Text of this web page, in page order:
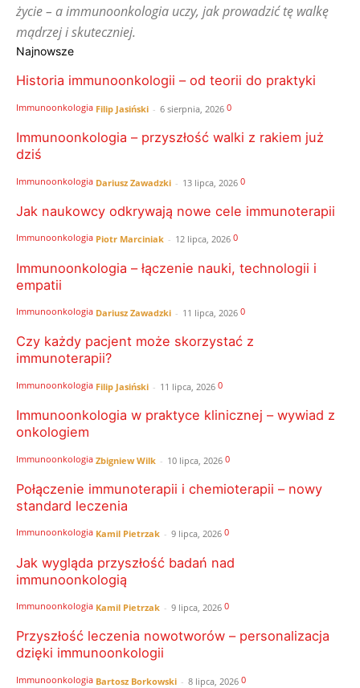
życie – a immunoonkologia uczy, jak prowadzić tę walkę
mądrzej i skuteczniej.
Najnowsze
Historia immunoonkologii – od teorii do praktyki
Immunoonkologia Filip Jasiński - 6 sierpnia, 2026 0
Immunoonkologia – przyszłość walki z rakiem już
dziś
Immunoonkologia Dariusz Zawadzki - 13 lipca, 2026 0
Jak naukowcy odkrywają nowe cele immunoterapii
Immunoonkologia Piotr Marciniak - 12 lipca, 2026 0
Immunoonkologia – łączenie nauki, technologii i
empatii
Immunoonkologia Dariusz Zawadzki - 11 lipca, 2026 0
Czy każdy pacjent może skorzystać z
immunoterapii?
Immunoonkologia Filip Jasiński - 11 lipca, 2026 0
Immunoonkologia w praktyce klinicznej – wywiad z
onkologiem
Immunoonkologia Zbigniew Wilk - 10 lipca, 2026 0
Połączenie immunoterapii i chemioterapii – nowy
standard leczenia
Immunoonkologia Kamil Pietrzak - 9 lipca, 2026 0
Jak wygląda przyszłość badań nad
immunoonkologią
Immunoonkologia Kamil Pietrzak - 9 lipca, 2026 0
Przyszłość leczenia nowotworów – personalizacja
dzięki immunoonkologii
Immunoonkologia Bartosz Borkowski - 8 lipca, 2026 0